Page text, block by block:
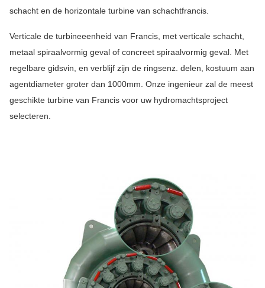
schacht en de horizontale turbine van schachtfrancis.
Verticale de turbineeenheid van Francis, met verticale schacht,
metaal spiraalvormig geval of concreet spiraalvormig geval. Met
regelbare gidsvin, en verblijf zijn de ringsenz. delen, kostuum aan
agentdiameter groter dan 1000mm. Onze ingenieur zal de meest
geschikte turbine van Francis voor uw hydromachtsproject
selecteren.